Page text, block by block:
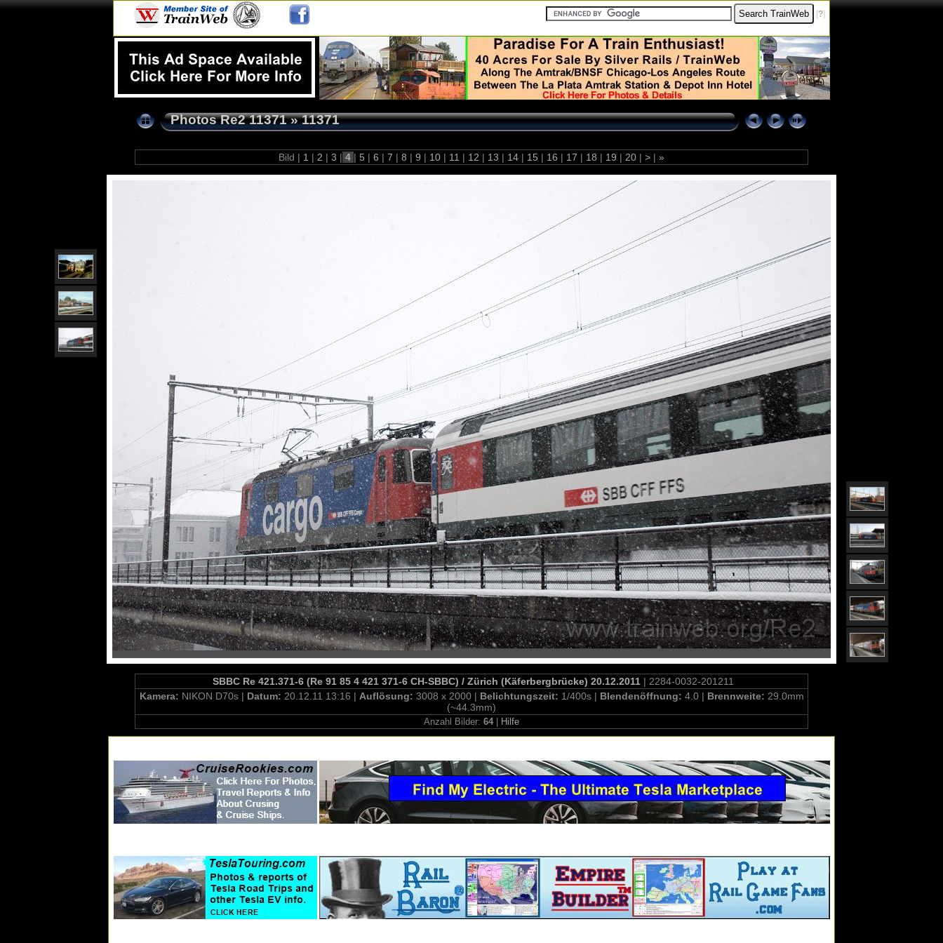
[?]
Photos Re2 11371»11371
Bild | 1 | 2 | 3 | 4 | 5 | 6 | 7 | 8 | 9 | 10 | 11 | 12 | 13 | 14 | 15 | 16 | 17 | 18 | 19 | 20 | > | »
SBBC Re 421.371-6 (Re 91 85 4 421 371-6 CH-SBBC) / Zürich (Käferbergbrücke) 20.12.2011| 2284-0032-201211
Kamera: NIKON D70s | Datum: 20.12.11 13:16 | Auflösung: 3008 x 2000 | Belichtungszeit: 1/400s | Blendenöffnung: 4.0 | Brennweite: 29.0mm
(~44.3mm)
Anzahl Bilder: 64 Hilfe